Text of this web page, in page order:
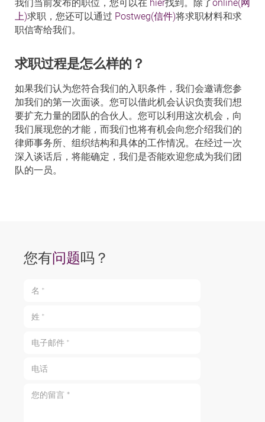
我们当前发布的职位，您可以在 hier找到。除了online(网
上)求职，您还可以通过 Postweg(信件)将求职材料和求
职信寄给我们。
求职过程是怎么样的？
如果我们认为您符合我们的入职条件，我们会邀请您参
加我们的第一次面谈。您可以借此机会认识负责我们想
要扩充力量的团队的合伙人。您可以利用这次机会，向
我们展现您的才能，而我们也将有机会向您介绍我们的
律师事务所、组织结构和具体的工作情况。在经过一次
深入谈话后，将能确定，我们是否能欢迎您成为我们团
队的一员。
您有问题吗？
电子邮件 *
电话
您的留言 *